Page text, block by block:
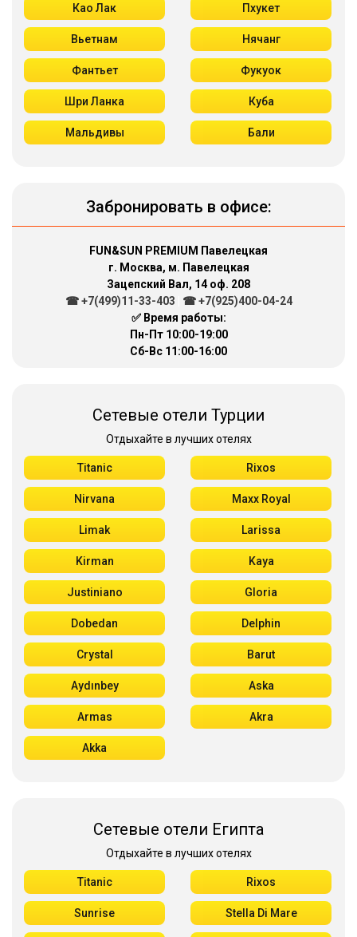
Као Лак Пхукет
Вьетнам Нячанг
Фантьет Фукуок
Шри Ланка Куба
Мальдивы Бали
Забронировать в офисе:
FUN&SUN PREMIUM Павелецкая
г. Москва, м. Павелецкая
Зацепский Вал, 14 оф. 208
☎ +7(499)11-33-403
☎ +7(925)400-04-24
✅ Время работы:
Пн-Пт 10:00-19:00
Сб-Вс 11:00-16:00
Сетевые отели Турции
Отдыхайте в лучших отелях
Titanic Rixos
Nirvana Maxx Royal
Limak Larissa
Kirman Kaya
Justiniano Gloria
Dobedan Delphin
Crystal Barut
Aydınbey Aska
Armas Akra
Akka
Сетевые отели Египта
Отдыхайте в лучших отелях
Titanic Rixos
Sunrise Stella Di Mare